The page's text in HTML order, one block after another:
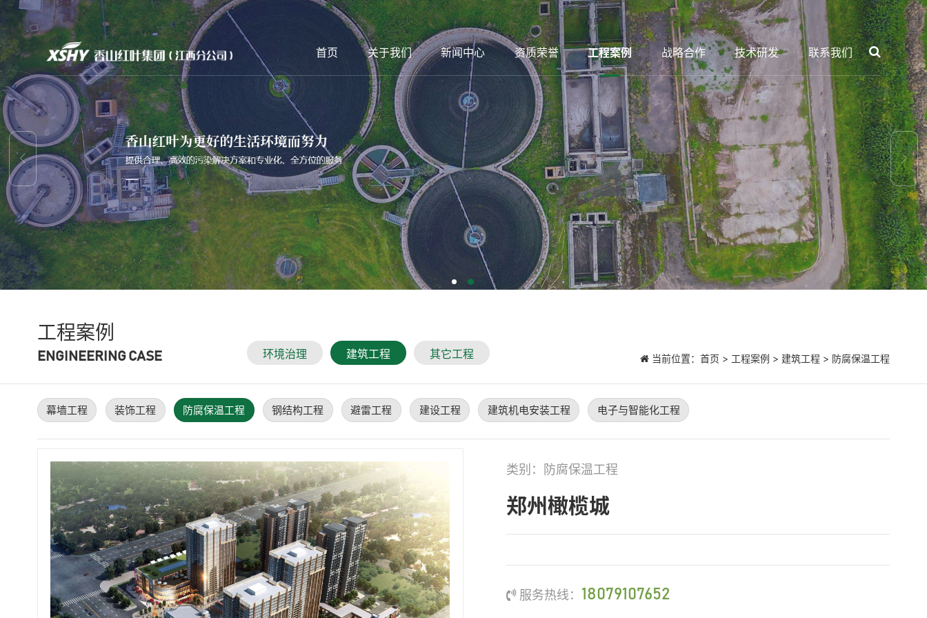
首页 关于我们 新闻中心 资质荣誉 工程案例 战略合作 技术研发 联系我们
工程案例
ENGINEERING CASE 环境治理 建筑工程 其它工程 当前位置：首页 > 工程案例 > 建筑工程 > 防腐保温工程
幕墙工程 装饰工程 防腐保温工程 钢结构工程 避雷工程 建设工程 建筑机电安装工程 电子与智能化工程
类别：防腐保温工程
郑州橄榄城
服务热线： 18079107652